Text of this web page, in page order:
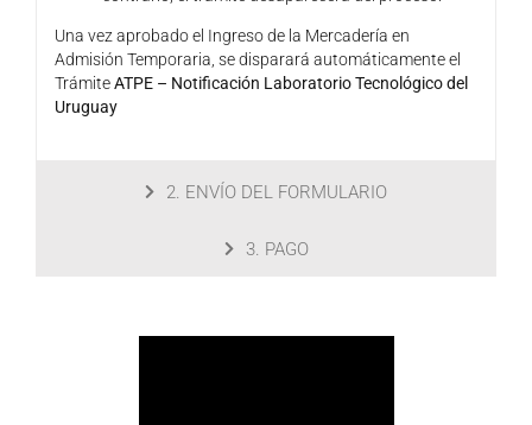
Una vez aprobado el Ingreso de la Mercadería en
Admisión Temporaria, se disparará automáticamente el
TrámiteATPE – Notificación Laboratorio Tecnológico del
Uruguay
2. ENVÍO DEL FORMULARIO
3. PAGO